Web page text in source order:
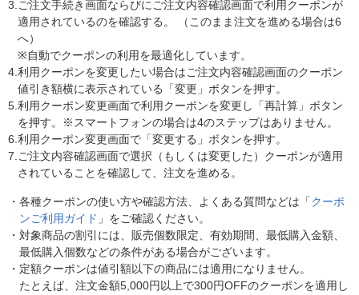
3. ご注文手続き画面ならびにご注文内容確認画面で利用クーポンが
適用されているのを確認する。 （このまま注文を進める場合は6
へ）
※自動でクーポンの利用を最適化しています。
4. 利用クーポンを変更したい場合はご注文内容確認画面のクーポン
値引き額横に表示されている「変更」ボタンを押す。
5. 利用クーポン変更画面で利用クーポンを変更し「再計算」ボタン
を押す。※スマートフォンの場合は4のステップはありません。
6. 利用クーポン変更画面で「変更する」ボタンを押す。
7. ご注文内容確認画面で選択（もしくは変更した）クーポンが適用
されていることを確認して、注文を進める。
・ 各種クーポンの使い方や確認方法、よくある質問などは「クーポ
ンご利用ガイド 」をご確認ください。
・ 対象商品の割引には、販売個数限定、有効期間、最低購入金額、
最低購入個数などの条件がある場合がございます。
・ 定額クーポンは値引額以下の商品には適用になりません。
たとえば、注文金額5,000円以上で300円OFFのクーポンを適用し